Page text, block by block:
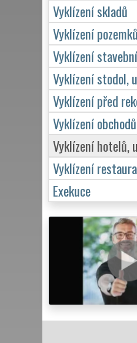
Vyklízení skladů
Vyklízení pozemků
Vyklízení
Vyklízení stodol,
Vyklízení před
Vyklízení
Vyklízení hotelů,
Vyklízení
Exekuce